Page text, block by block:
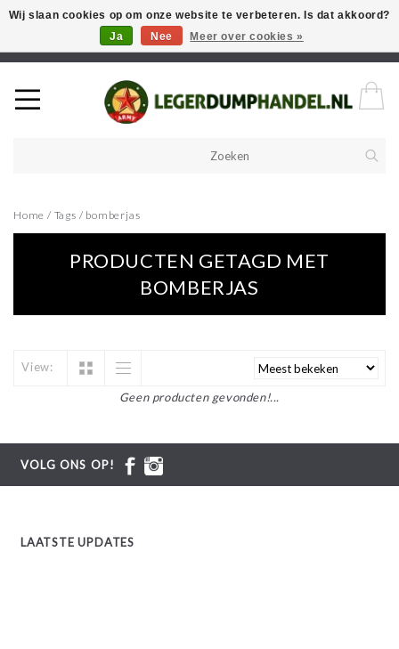
Welkom in onze webshop! Als u een product zoekt en deze niet kan
vinden in de webwinkel, neem vooral contact op!
Home / Tags / bomberjas
PRODUCTEN GETAGD MET
BOMBERJAS
View:
Geen producten gevonden!...
VOLG ONS OP!
LAATSTE UPDATES
Wij slaan cookies op om onze website te verbeteren. Is dat akkoord?
Ja
Nee Meer over cookies »